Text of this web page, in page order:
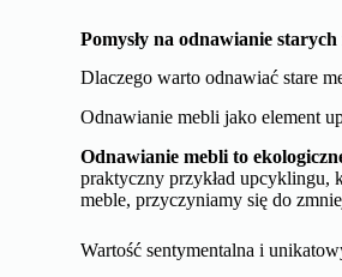
Pomysły na odnawianie
Dlaczego warto odnawiać stare
Odnawianie mebli jako element
Odnawianie mebli to
praktyczny przykład upcyklingu,
meble, przyczyniamy się do
Wartość sentymentalna i